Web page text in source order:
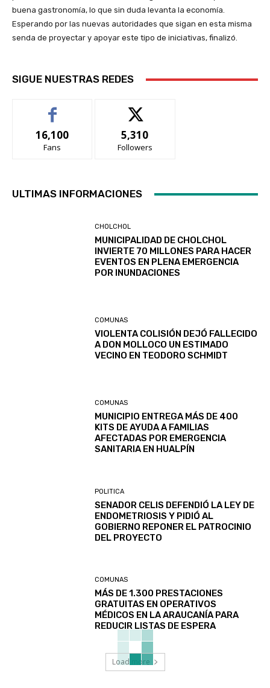
buena gastronomía, lo que sin duda levanta la economía.
Esperando por las nuevas autoridades que sigan en esta misma
senda de proyectar y apoyar este tipo de iniciativas, finalizó.
SIGUE NUESTRAS REDES
16,100
Fans
5,310
Followers
ULTIMAS INFORMACIONES
CHOLCHOL
MUNICIPALIDAD DE CHOLCHOL
INVIERTE 70 MILLONES PARA HACER
EVENTOS EN PLENA EMERGENCIA
POR INUNDACIONES
COMUNAS
VIOLENTA COLISIÓN DEJÓ FALLECIDO
A DON MOLLOCO UN ESTIMADO
VECINO EN TEODORO SCHMIDT
COMUNAS
MUNICIPIO ENTREGA MÁS DE 400
KITS DE AYUDA A FAMILIAS
AFECTADAS POR EMERGENCIA
SANITARIA EN HUALPÍN
POLITICA
SENADOR CELIS DEFENDIÓ LA LEY DE
ENDOMETRIOSIS Y PIDIÓ AL
GOBIERNO REPONER EL PATROCINIO
DEL PROYECTO
COMUNAS
MÁS DE 1.300 PRESTACIONES
GRATUITAS EN OPERATIVOS
MÉDICOS EN LA ARAUCANÍA PARA
REDUCIR LISTAS DE ESPERA
Load more